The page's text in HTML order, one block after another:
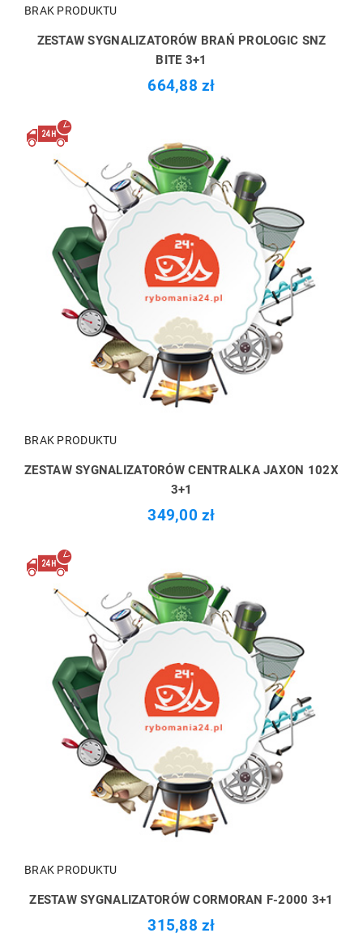
BRAK PRODUKTU
ZESTAW SYGNALIZATORÓW BRAŃ PROLOGIC SNZ
BITE 3+1
664,88 zł
BRAK PRODUKTU
ZESTAW SYGNALIZATORÓW CENTRALKA JAXON 102X
3+1
349,00 zł
BRAK PRODUKTU
ZESTAW SYGNALIZATORÓW CORMORAN F-2000 3+1
315,88 zł